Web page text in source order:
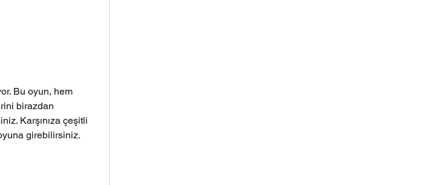
Bu oyun, hem
birazdan
Karşınıza çeşitli
girebilirsiniz.